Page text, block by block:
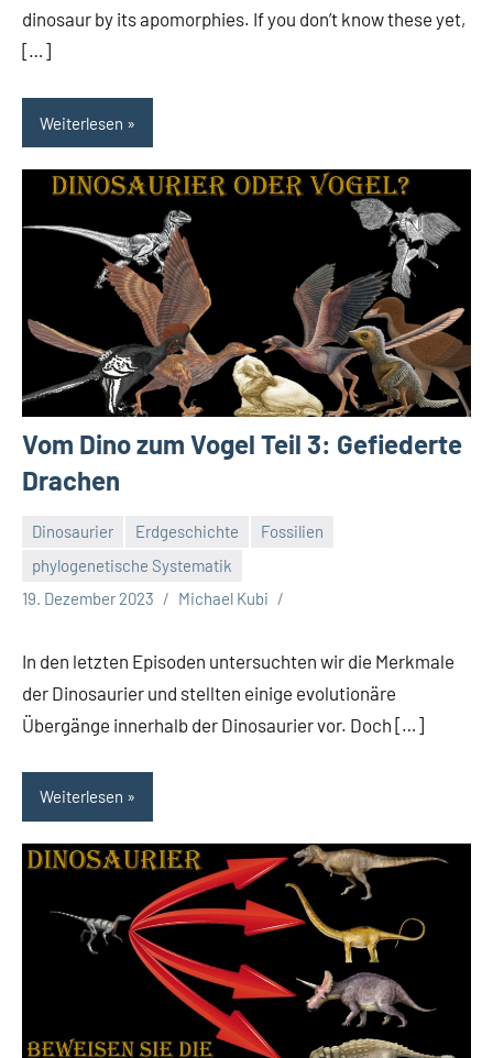
dinosaur by its apomorphies. If you don’t know these yet,
[…]
Weiterlesen
Vom Dino zum Vogel Teil 3: Gefiederte
Drachen
Dinosaurier Erdgeschichte
Fossilien
phylogenetische Systematik
19. Dezember 2023
Michael Kubi
In den letzten Episoden untersuchten wir die Merkmale
der Dinosaurier und stellten einige evolutionäre
Übergänge innerhalb der Dinosaurier vor. Doch […]
Weiterlesen